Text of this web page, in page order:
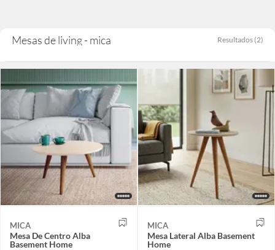
Mesas de living - mica Resultados (2)
MICA
Mesa De Centro Alba
Basement Home
MICA
Mesa Lateral Alba Basement
Home